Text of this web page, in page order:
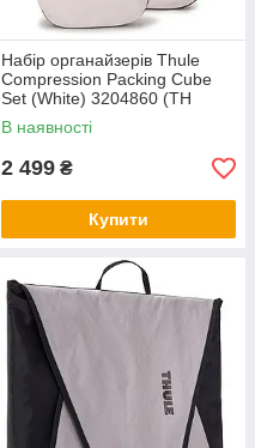
Набір органайзерів Thule
Compression Packing Cube
Set (White) 3204860 (TH
3204860)
В наявності
2 499 ₴
Купити